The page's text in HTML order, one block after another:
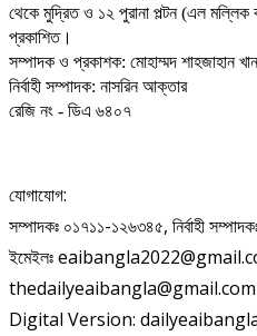
থেকে মুদ্রিত ও ১২ পুরানা পল্টন (এল
প্রকাশিত।
সম্পাদক ও প্রকাশক: মোহাম্মদ শাহজাহান খান
নির্বাহী সম্পাদক: নাসরিন আক্তার
রেজি নং - ডিএ ৬৪০৭
যোগাযোগ:
সম্পাদকঃ ০১৭১১-১২৬৩৪৫, নির্বাহী
ইমেইলঃ
thedailyeaibangla@gmail.com
Digital Version: